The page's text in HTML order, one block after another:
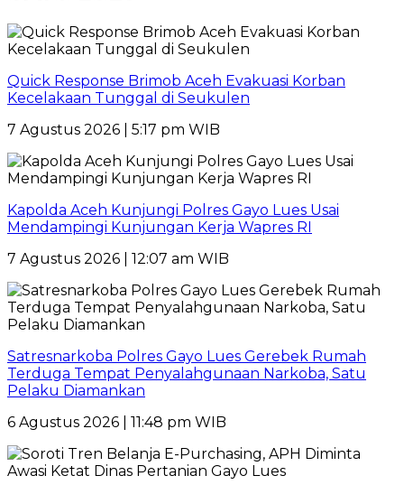
Quick Response Brimob Aceh Evakuasi Korban
Kecelakaan Tunggal di Seukulen
7 Agustus 2026 | 5:17 pm WIB
Kapolda Aceh Kunjungi Polres Gayo Lues Usai
Mendampingi Kunjungan Kerja Wapres RI
7 Agustus 2026 | 12:07 am WIB
Satresnarkoba Polres Gayo Lues Gerebek Rumah
Terduga Tempat Penyalahgunaan Narkoba, Satu
Pelaku Diamankan
6 Agustus 2026 | 11:48 pm WIB